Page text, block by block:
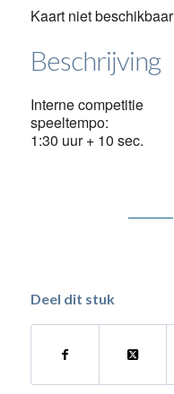
Kaart niet beschikbaar
Beschrijving
Interne competitie
speeltempo:
1:30 uur + 10 sec.
Deel dit stuk